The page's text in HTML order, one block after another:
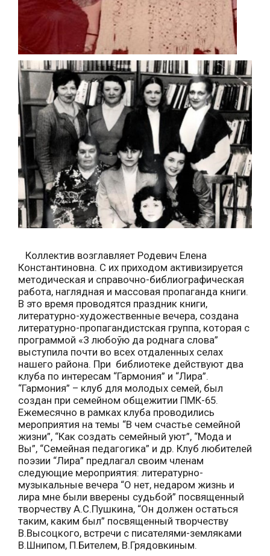
Коллектив возглавляет Родевич Елена
Константиновна. С их приходом активизируется
методическая и справочно-библиографическая
работа, наглядная и массовая пропаганда книги.
В это время проводятся праздник книги,
литературно-художественные вечера, создана
литературно-пропагандистская группа, которая с
программой «З любоўю да роднага слова”
выступила почти во всех отдаленных селах
нашего района. При библиотеке действуют два
клуба по интересам “Гармония” и “Лира”.
“Гармония” – клуб для молодых семей, был
создан при семейном общежитии ПМК-65.
Ежемесячно в рамках клуба проводились
мероприятия на темы “В чем счастье семейной
жизни”, “Как создать семейный уют”, “Мода и
Вы”, “Семейная педагогика” и др. Клуб любителей
поэзии “Лира” предлагал своим членам
следующие мероприятия: литературно-
музыкальные вечера “О нет, недаром жизнь и
лира мне были вверены судьбой” посвященный
творчеству А.С.Пушкина, “Он должен остаться
таким, каким был” посвященный творчеству
В.Высоцкого, встречи с писателями-земляками
В.Шнипом, П.Бителем, В.Грядовкиным.